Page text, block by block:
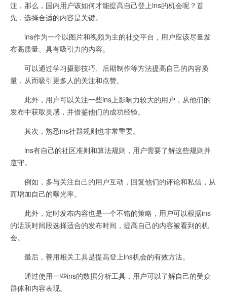
注，那么，国内用户该如何才能提高自己登上ins的机会呢？首
先，选择合适的内容是关键。
ins作为一个以图片和视频为主的社交平台，用户应该尽量发
布高质量、具有吸引力的内容。
可以通过学习摄影技巧、后期制作等方法提高自己的内容质
量，从而吸引更多人的关注和点赞。
此外，用户可以关注一些ins上影响力较大的用户，从他们的
发布中获取灵感，并借鉴他们的成功经验。
其次，熟悉ins社群规则也非常重要。
ins有自己的社区准则和算法规则，用户需要了解这些规则并
遵守。
例如，多与关注自己的用户互动，回复他们的评论和私信，从
而增加自己的曝光率。
此外，定时发布内容也是一个不错的策略，用户可以根据ins
的活跃时间段选择适合的发布时间，提高自己的内容被看到的机
会。
最后，善用相关工具是提高登上ins机会的有效方法。
通过使用一些ins的数据分析工具，用户可以了解自己的受众
群体和内容表现。